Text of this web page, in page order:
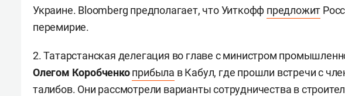
Украине. Bloomberg предполагает, что Уиткофф предложит
перемирие.
2. Татарстанская делегация во главе с министром
Олегом Коробченко прибыла в Кабул, где прошли встречи с
талибов. Они рассмотрели варианты сотрудничества в